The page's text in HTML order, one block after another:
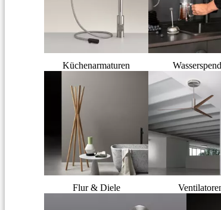
Küchenarmaturen
Flur & Diele